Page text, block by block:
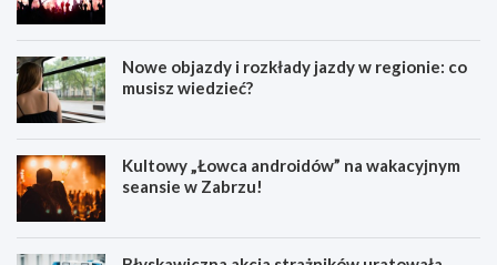
Nowe objazdy i rozkłady jazdy w regionie: co
musisz wiedzieć?
Kultowy „Łowca androidów” na wakacyjnym
seansie w Zabrzu!